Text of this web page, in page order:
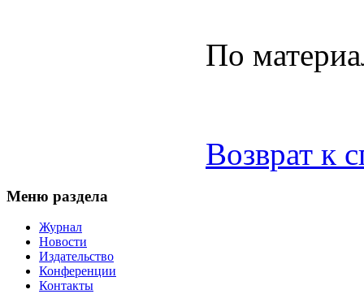
По
Возврат к
Меню раздела
Журнал
Новости
Издательство
Конференции
Контакты